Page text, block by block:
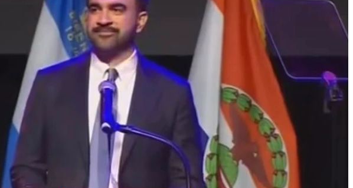
RISORSE
Privacy Policy
Policy Contenuti
i diritti riservati.
sociale €10.000,00 i.v.